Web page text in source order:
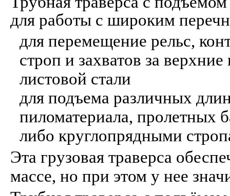
для работы с широким
для перемещение рельс,
строп и захватов за
листовой стали
для подъема различных
пиломатериала, пролетных
либо круглопрядными
Эта грузовая траверса
массе, но при этом у нее